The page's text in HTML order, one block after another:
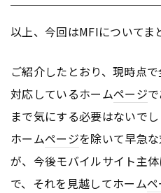
以上、今回はMFIについてま
ご紹介したとおり、現時点
対応しているホームページ
まで気にする必要はないで
ホームページを除いて早急
が、今後モバイルサイト主
で、それを見越してホームペ